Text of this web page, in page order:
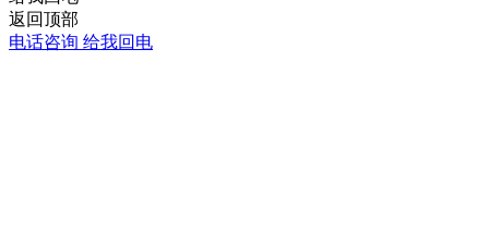
返回顶部
电话咨询 给我回电